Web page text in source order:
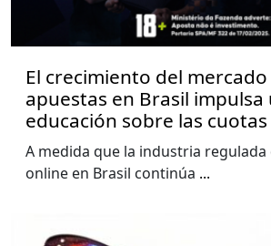
El crecimiento del
apuestas en Brasil
educación sobre las cuotas
A medida que la industria regulada
online en Brasil continúa ...